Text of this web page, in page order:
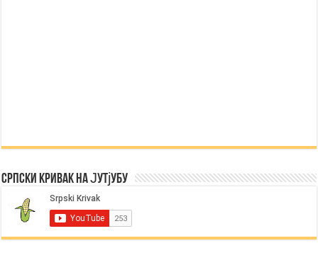
Српски Кривак на Јутјубу